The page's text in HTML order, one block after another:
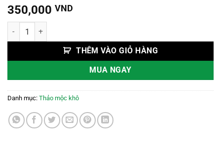
350,000 VND
Củ Tam Thất Nam Giá Bao Nhiêu 1kg tại TP.HCM? Cập Nhật Mới số
THÊM VÀO GIỎ HÀNG
MUA NGAY
Danh mục: Thảo mộc khô